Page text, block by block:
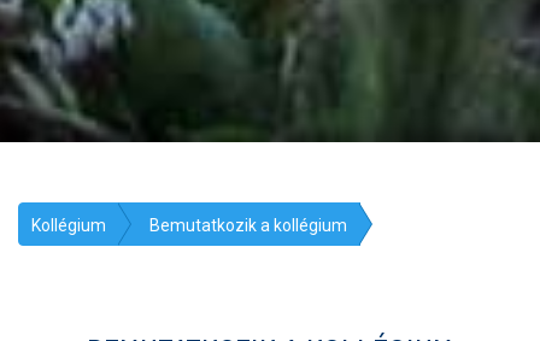
Kollégium Bemutatkozik a kollégium